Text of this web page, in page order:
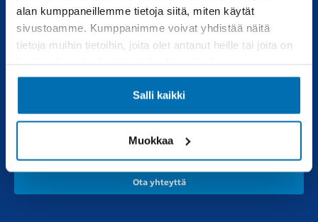
alan kumppaneillemme tietoja siitä, miten käytät
sivustoamme. Kumppanimme voivat yhdistää näitä
tietoja muihin tietoihin, joita olet antanut heille tai joita on
Salli kaikki
Muokkaa
Varaosat
Pörhö renkaat
Muut liikkeemme
Ota yhteyttä